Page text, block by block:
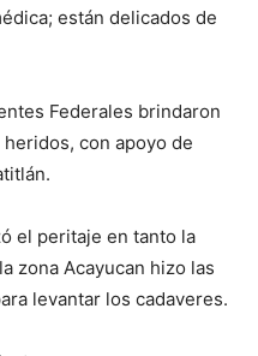
están delicados de
Federales brindaron
con apoyo de
el peritaje en tanto la
zona Acayucan hizo las
levantar los cadaveres.